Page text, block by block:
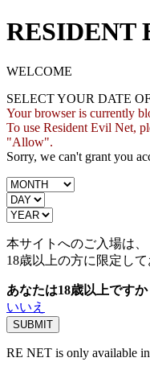
RESIDENT
WELCOME
SELECT YOUR DATE
Your browser is currently
To use Resident Evil Net,
"Allow".
Sorry, we can't grant you
本サイトへのご入場は、
18歳以上の方に限定して
あなたは18歳以上ですか
いいえ
RE NET is only available in